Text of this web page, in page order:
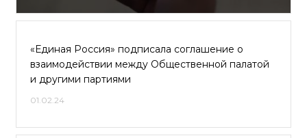
«Единая Россия» подписала соглашение о
взаимодействии между Общественной палатой
и другими партиями
01.02.24